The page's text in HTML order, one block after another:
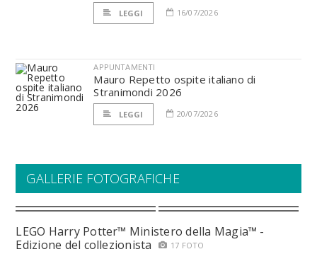
LEGGI 16/07/2026
APPUNTAMENTI
Mauro Repetto ospite italiano di
Stranimondi 2026
LEGGI 20/07/2026
GALLERIE FOTOGRAFICHE
LEGO Harry Potter™ Ministero della Magia™ -
Edizione del collezionista
17 FOTO